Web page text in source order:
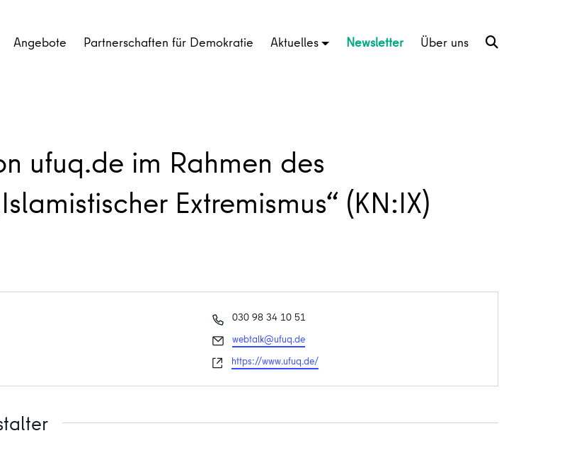
Angebote Partnerschaften für Demokratie Aktuelles Newsletter Über uns
ufuq.de im Rahmen des
Extremismus“ (KN:IX)
Telefon
030 98 34 10 51
Email
webtalk@ufuq.de
Webseite
https://www.ufuq.de/